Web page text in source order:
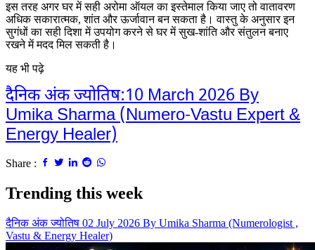
इस तरह अगर घर में सही अरोमा ऑयल का इस्तेमाल किया जाए तो वातावरण
अधिक सकारात्मक, शांत और ऊर्जावान बन सकता है। वास्तु के अनुसार इन
सुगंधों का सही दिशा में उपयोग करने से घर में सुख-शांति और संतुलन बनाए
रखने में मदद मिल सकती है।
यह भी पढ़े
दैनिक अंक ज्योतिष:10 March 2026 By
Umika Sharma (Numero-Vastu Expert &
Energy Healer)
Share :
Trending this week
दैनिक अंक ज्योतिष 02 July 2026 By Umika Sharma (Numerologist ,
Vastu & Energy Healer)